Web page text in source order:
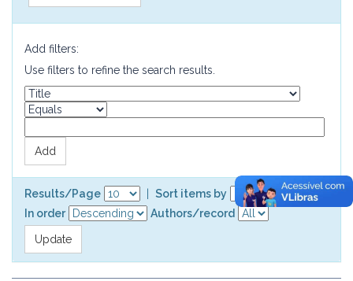
Add filters:
Use filters to refine the search results.
Results/Page
Sort items by
In order
Authors/record